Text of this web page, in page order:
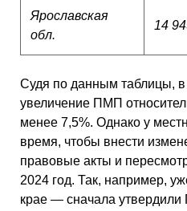
Ярославская
обл.
14
Судя по данным таблицы, в
увеличение ПМП
менее 7,5%. Однако у
время, чтобы внести
правовые акты и
2024 год. Так, например,
крае — сначала